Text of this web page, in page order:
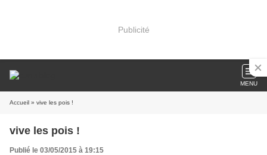
Publicité
MENU
Accueil » vive les pois !
vive les pois !
Publié le 03/05/2015 à 19:15